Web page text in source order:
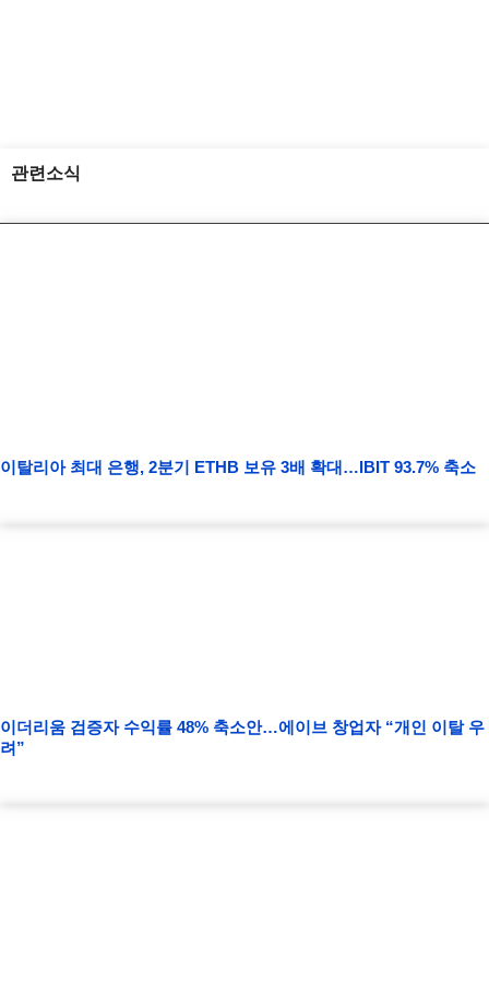
관련소식
이탈리아 최대 은행, 2분기 ETHB 보유 3배 확대…IBIT 93.7% 축소
이더리움 검증자 수익률 48% 축소안…에이브 창업자 “개인 이탈 우
려”